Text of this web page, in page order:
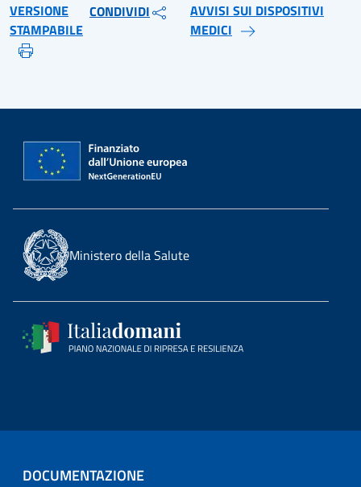
VERSIONE
STAMPABILE
CONDIVIDI
AVVISI SUI DISPOSITIVI
MEDICI
Ministero della Salute
DOCUMENTAZIONE